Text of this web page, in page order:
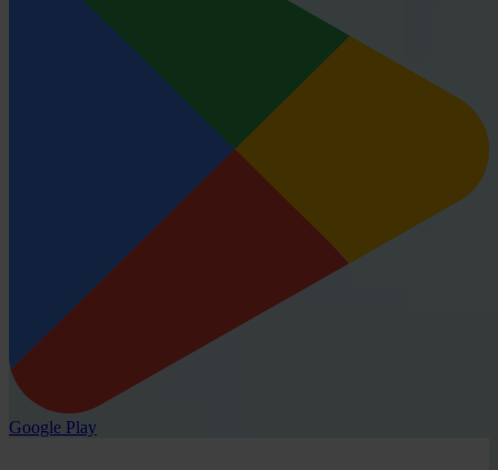
Google Play